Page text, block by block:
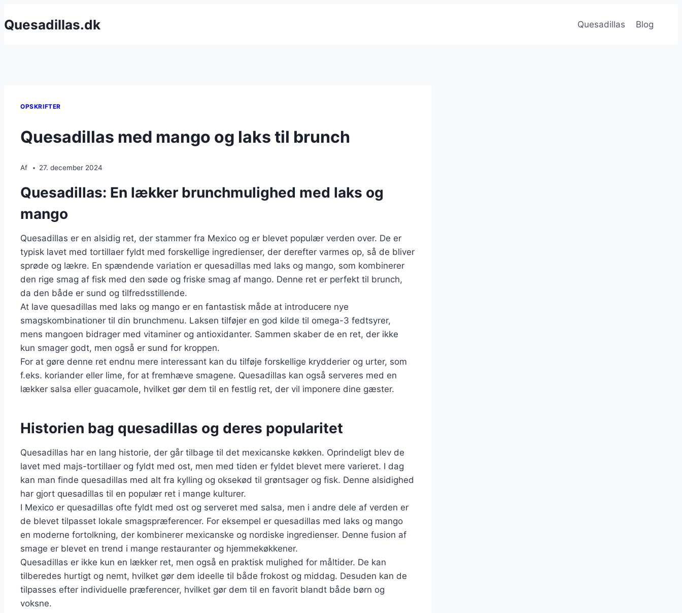
til
Quesadillas.dk Quesadillas Blog
OPSKRIFTER
Quesadillas med mango og laks til brunch
Af 27. december 2024
Quesadillas: En lækker brunchmulighed med laks og
mango
Quesadillas er en alsidig ret, der stammer fra Mexico og er blevet populær verden over. De er
typisk lavet med tortillaer fyldt med forskellige ingredienser, der derefter varmes op, så de bliver
sprøde og lækre. En spændende variation er quesadillas med laks og mango, som kombinerer
den rige smag af fisk med den søde og friske smag af mango. Denne ret er perfekt til brunch,
da den både er sund og tilfredsstillende.
At lave quesadillas med laks og mango er en fantastisk måde at introducere nye
smagskombinationer til din brunchmenu. Laksen tilføjer en god kilde til omega-3 fedtsyrer,
mens mangoen bidrager med vitaminer og antioxidanter. Sammen skaber de en ret, der ikke
kun smager godt, men også er sund for kroppen.
For at gøre denne ret endnu mere interessant kan du tilføje forskellige krydderier og urter, som
f.eks. koriander eller lime, for at fremhæve smagene. Quesadillas kan også serveres med en
lækker salsa eller guacamole, hvilket gør dem til en festlig ret, der vil imponere dine gæster.
Historien bag quesadillas og deres popularitet
Quesadillas har en lang historie, der går tilbage til det mexicanske køkken. Oprindeligt blev de
lavet med majs-tortillaer og fyldt med ost, men med tiden er fyldet blevet mere varieret. I dag
kan man finde quesadillas med alt fra kylling og oksekød til grøntsager og fisk. Denne alsidighed
har gjort quesadillas til en populær ret i mange kulturer.
I Mexico er quesadillas ofte fyldt med ost og serveret med salsa, men i andre dele af verden er
de blevet tilpasset lokale smagspræferencer. For eksempel er quesadillas med laks og mango
en moderne fortolkning, der kombinerer mexicanske og nordiske ingredienser. Denne fusion af
smage er blevet en trend i mange restauranter og hjemmekøkkener.
Quesadillas er ikke kun en lækker ret, men også en praktisk mulighed for måltider. De kan
tilberedes hurtigt og nemt, hvilket gør dem ideelle til både frokost og middag. Desuden kan de
tilpasses efter individuelle præferencer, hvilket gør dem til en favorit blandt både børn og
voksne.